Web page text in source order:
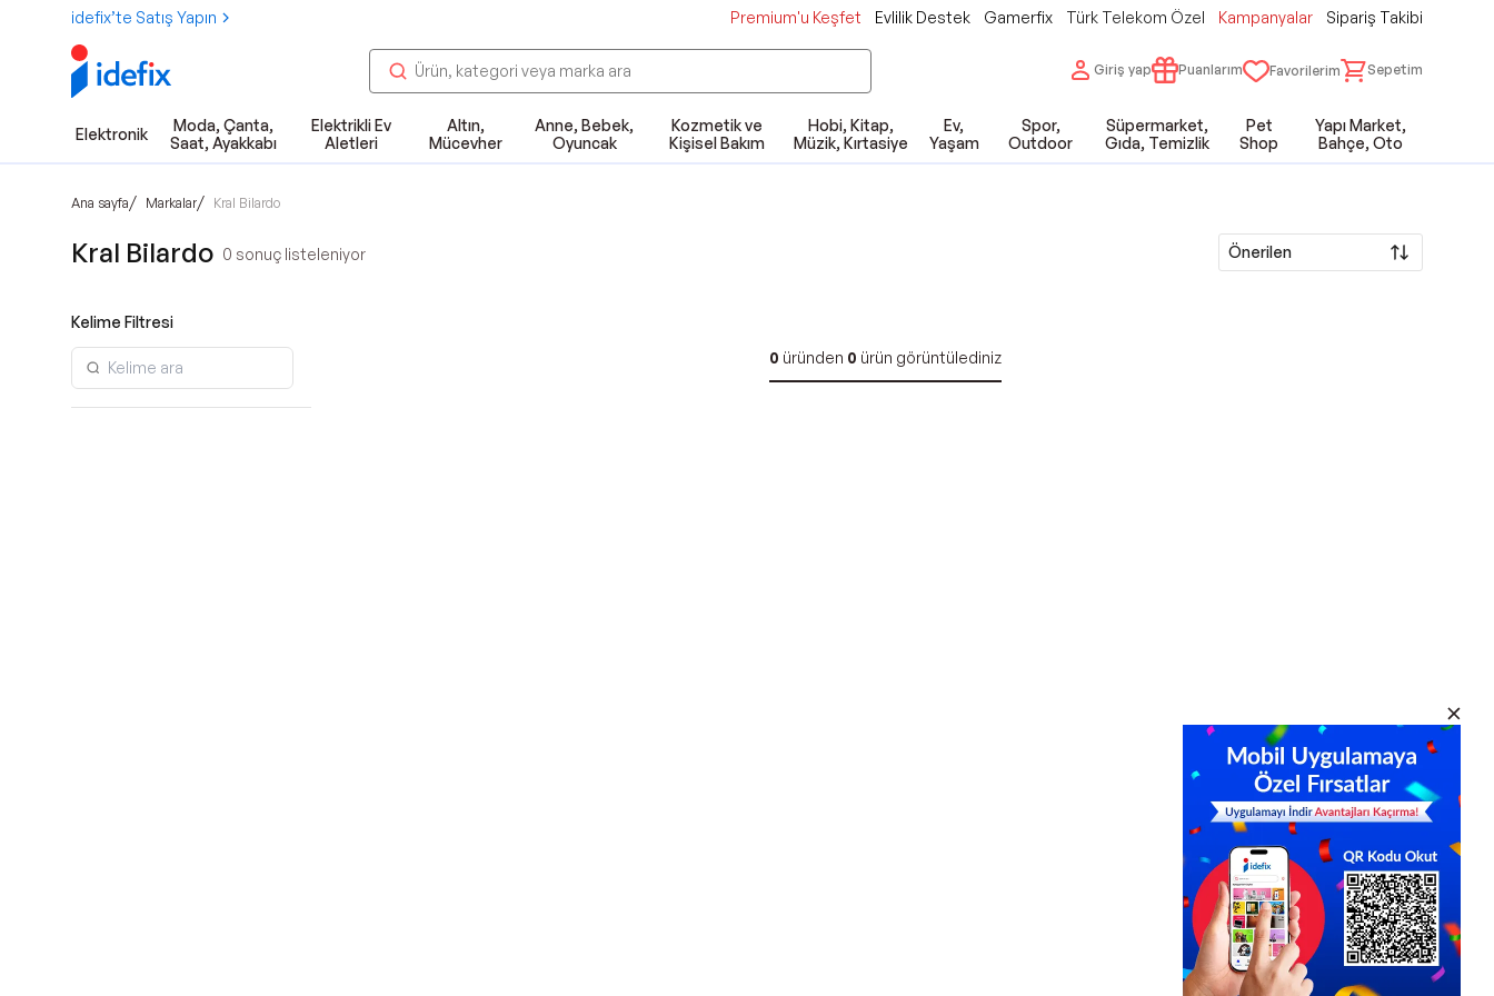
idefix’te Satış Yapın Premium'u Keşfet Evlilik Destek Gamerfix Türk Telekom Özel Kampanyalar Sipariş Takibi
Giriş yap Puanlarım Favorilerim Sepetim
Elektronik
Moda, Çanta,
Saat, Ayakkabı
Elektrikli Ev
Aletleri
Altın,
Mücevher
Anne, Bebek,
Oyuncak
Kozmetik ve
Kişisel Bakım
Hobi, Kitap,
Müzik, Kırtasiye
Ev,
Yaşam
Spor,
Outdoor
Süpermarket,
Gıda, Temizlik
Pet
Shop
Yapı Market,
Bahçe, Oto
Ana sayfa/ Markalar/ Kral Bilardo
Kral Bilardo 0 sonuç listeleniyor Önerilen
Kelime Filtresi
0 üründen 0 ürün görüntülediniz